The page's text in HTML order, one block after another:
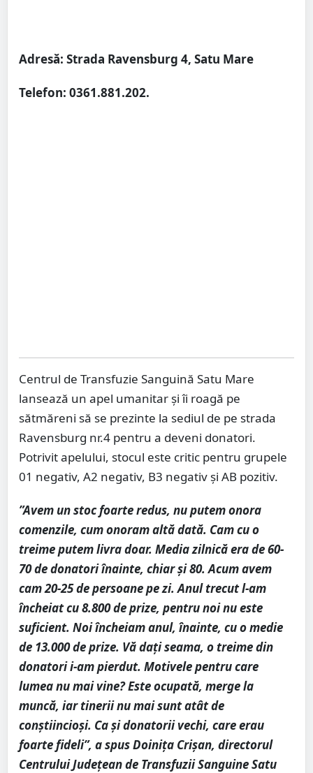
Adresă: Strada Ravensburg 4, Satu Mare
Telefon: 0361.881.202.
Centrul de Transfuzie Sanguină Satu Mare
lansează un apel umanitar și îi roagă pe
sătmăreni să se prezinte la sediul de pe strada
Ravensburg nr.4 pentru a deveni donatori.
Potrivit apelului, stocul este critic pentru grupele
01 negativ, A2 negativ, B3 negativ și AB pozitiv.
”Avem un stoc foarte redus, nu putem onora
comenzile, cum onoram altă dată. Cam cu o
treime putem livra doar. Media zilnică era de 60-
70 de donatori înainte, chiar și 80. Acum avem
cam 20-25 de persoane pe zi. Anul trecut l-am
încheiat cu 8.800 de prize, pentru noi nu este
suficient. Noi încheiam anul, înainte, cu o medie
de 13.000 de prize. Vă dați seama, o treime din
donatori i-am pierdut. Motivele pentru care
lumea nu mai vine? Este ocupată, merge la
muncă, iar tinerii nu mai sunt atât de
conștiincioși. Ca și donatorii vechi, care erau
foarte fideli”, a spus Doinița Crișan, directorul
Centrului Județean de Transfuzii Sanguine Satu